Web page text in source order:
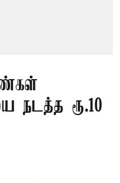
நடத்த ரூ.10